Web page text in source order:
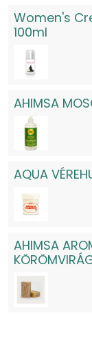
Women's
100ml
AHIMSA
AQUA
AHIMSA